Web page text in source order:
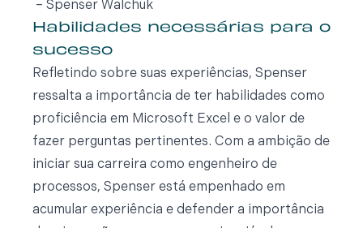
– Spenser Walchuk
Habilidades necessárias para o
sucesso
Refletindo sobre suas experiências, Spenser
ressalta a importância de ter habilidades como
proficiência em Microsoft Excel e o valor de
fazer perguntas pertinentes. Com a ambição de
iniciar sua carreira como engenheiro de
processos, Spenser está empenhado em
acumular experiência e defender a importância